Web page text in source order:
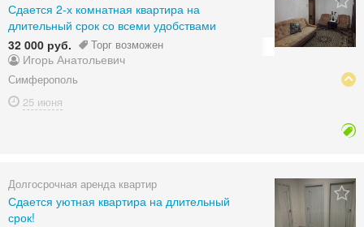
Сдается 2-х комнатная квартира на
длительный срок со всеми удобствами
32 000 руб.
Торг возможен
Игорь Анатольевич
Симферополь
25 июня
Долгосрочная аренда квартир
Сдается уютная квартира на длительный
срок!